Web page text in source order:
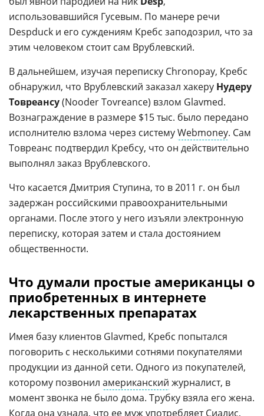
использовавшийся Гусевым. По манере речи
Despduck и его суждениям Кребс заподозрил, что за
этим человеком стоит сам Врублевский.
В дальнейшем, изучая переписку Chronopay, Кребс
обнаружил, что Врублевский заказал хакеру Нудеру
Товреансу(Nooder Tovreance) взлом Glavmed.
Вознаграждение в размере $15 тыс. было передано
исполнителю взлома через системуWebmoney. Сам
Товреанс подтвердил Кребсу, что он действительно
выполнял заказ Врублевского.
Что касается Дмитрия Ступина, то в 2011 г. он был
задержан российскими правоохранительными
органами. После этого у него изъяли электронную
переписку, которая затем и стала достоянием
общественности.
Что думали простые американцы о
приобретенных в интернете
лекарственных препаратах
Имея базу клиентов Glavmed, Кребс попытался
поговорить с несколькими сотнями покупателями
продукции из данной сети. Одного из покупателей,
которому позвонил американский журналист, в
момент звонка не было дома. Трубку взяла его жена.
Когда она узнала, что ее муж употребляетСиалис,